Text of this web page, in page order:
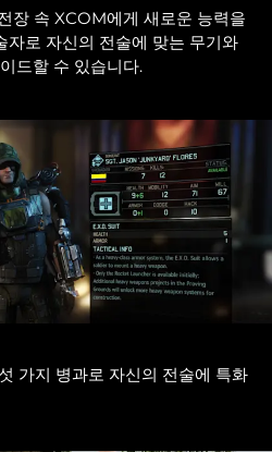
장 속 XCOM에게 새로운 능력을
자로 자신의 전술에 맞는 무기와
드할 수 있습니다.
가지 병과로 자신의 전술에 특화